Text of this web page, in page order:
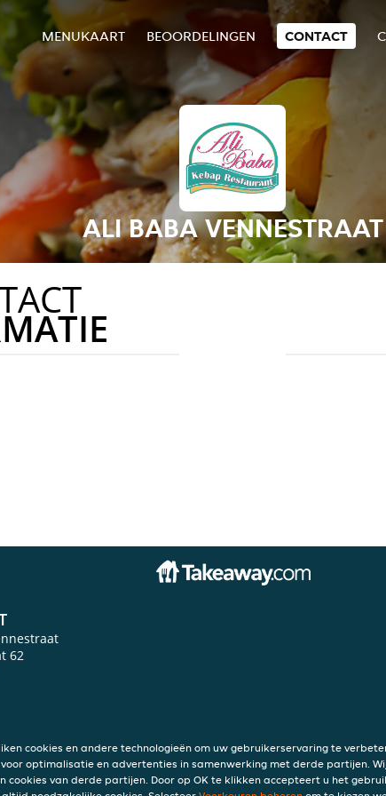
MENUKAART BEOORDELINGEN CONTACT
ALI BABA VENNESTRAAT
62
cookies en andere technologieën om uw gebruikerservaring te
optimalisatie en advertenties in samenwerking met derde partijen.
cookies van derde partijen. Door op OK te klikken accepteert u het